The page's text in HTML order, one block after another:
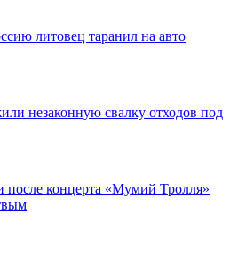
литовец таранил на авто
незаконную свалку отходов под
концерта «Мумий Тролля»